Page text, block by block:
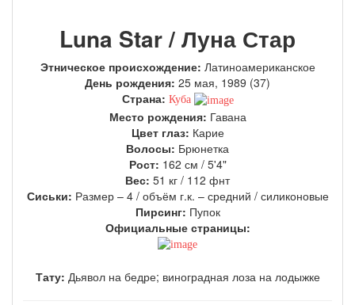
Luna Star / Луна Стар
Этническое происхождение: Латиноамериканское
День рождения: 25 мая, 1989 (37)
Страна: Куба
Место рождения: Гавана
Цвет глаз: Карие
Волосы: Брюнетка
Рост: 162 см / 5'4"
Вес: 51 кг / 112 фнт
Сиськи: Размер – 4 / объём г.к. – средний / силиконовые
Пирсинг: Пупок
Официальные страницы:
Тату: Дьявол на бедре; виноградная лоза на лодыжке